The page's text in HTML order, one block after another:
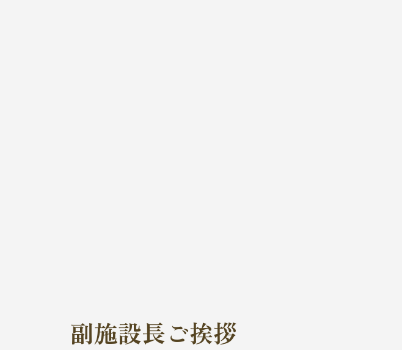
副施設長ご挨拶